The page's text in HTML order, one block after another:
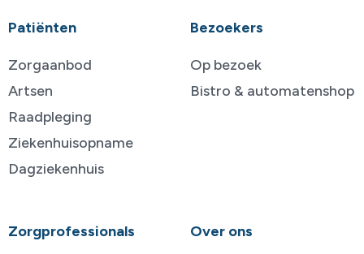
Patiënten
Zorgaanbod
Artsen
Raadpleging
Ziekenhuisopname
Dagziekenhuis
Bezoekers
Op bezoek
Bistro & automatenshop
Zorgprofessionals
Over ons